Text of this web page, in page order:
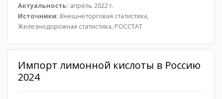
Актуальность: апрель 2022 г.
Источники: Внешнеторговая статистика,
Железнодорожная статистика, РОССТАТ
Импорт лимонной кислоты в Россию
2024